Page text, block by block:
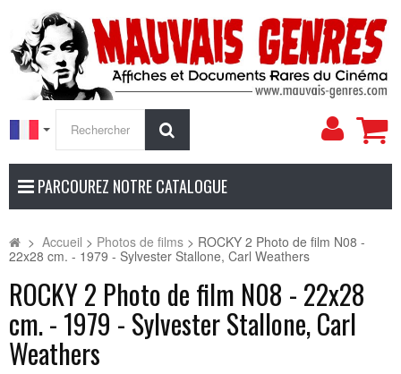
Mon
PARCOUREZ NOTRE CATALOGUE
> Accueil > Photos de films > ROCKY 2 Photo de film N08 -
22x28 cm. - 1979 - Sylvester Stallone, Carl Weathers
ROCKY 2 Photo de film N08 - 22x28
cm. - 1979 - Sylvester Stallone, Carl
Weathers